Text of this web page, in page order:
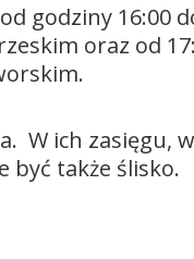
godziny 16:00
oraz od
W ich zasięgu,
być także ślisko.